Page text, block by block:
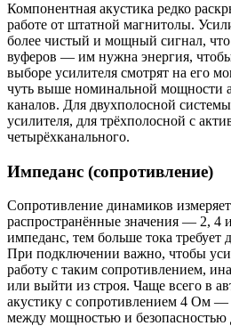
Компонентная акустика редко
работе от штатной магнитолы.
более чистый и мощный сигнал,
вуферов — им нужна энергия,
выборе усилителя смотрят на его
чуть выше номинальной мощности
каналов. Для двухполосной
усилителя, для трёхполосной с
четырёхканального.
Импеданс (сопротивление)
Сопротивление динамиков
распространённые значения — 2,
импеданс, тем больше тока требует
При подключении важно, чтобы
работу с таким сопротивлением,
или выйти из строя. Чаще всего в
акустику с сопротивлением 4 Ом —
между мощностью и безопасностью